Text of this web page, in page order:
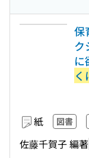
保
ク
に
紙 図書
佐藤千賀子 編著